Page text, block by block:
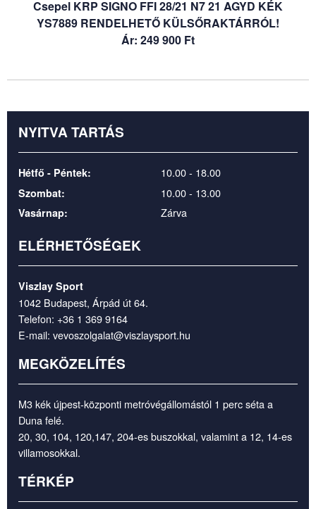
Csepel KRP SIGNO FFI 28/21 N7 21 AGYD KÉK
YS7889 RENDELHETŐ KÜLSŐRAKTÁRRÓL!
Ár: 249 900 Ft
NYITVA TARTÁS
Hétfő - Péntek: 10.00 - 18.00
Szombat: 10.00 - 13.00
Vasárnap: Zárva
ELÉRHETŐSÉGEK
Viszlay Sport
1042 Budapest, Árpád út 64.
Telefon: +36 1 369 9164
E-mail: vevoszolgalat@viszlaysport.hu
MEGKÖZELÍTÉS
M3 kék újpest-központi metróvégállomástól 1 perc séta a
Duna felé.
20, 30, 104, 120,147, 204-es buszokkal, valamint a 12, 14-es
villamosokkal.
TÉRKÉP